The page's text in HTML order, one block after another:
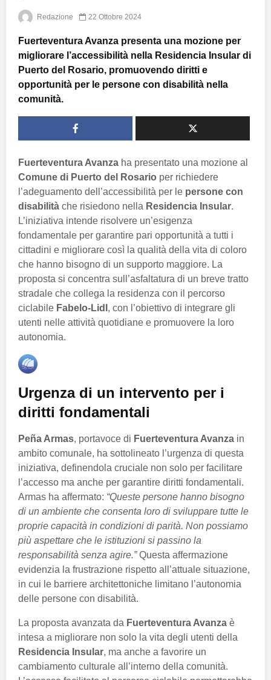
Redazione 22 Ottobre 2024
Fuerteventura Avanza presenta una mozione per
migliorare l’accessibilità nella Residencia Insular di
Puerto del Rosario, promuovendo diritti e
opportunità per le persone con disabilità nella
comunità.
Fuerteventura Avanza ha presentato una mozione al
Comune di Puerto del Rosario per richiedere
l’adeguamento dell’accessibilità per le persone con
disabilità che risiedono nella Residencia Insular.
L’iniziativa intende risolvere un’esigenza
fondamentale per garantire pari opportunità a tutti i
cittadini e migliorare così la qualità della vita di coloro
che hanno bisogno di un supporto maggiore. La
proposta si concentra sull’asfaltatura di un breve tratto
stradale che collega la residenza con il percorso
ciclabile Fabelo-Lidl , con l’obiettivo di integrare gli
utenti nelle attività quotidiane e promuovere la loro
autonomia.
Urgenza di un intervento per i
diritti fondamentali
Peña Armas, portavoce di Fuerteventura Avanza in
ambito comunale, ha sottolineato l’urgenza di questa
iniziativa, definendola cruciale non solo per facilitare
l’accesso ma anche per garantire diritti fondamentali.
Armas ha affermato: “Queste persone hanno bisogno
di un ambiente che consenta loro di sviluppare tutte le
proprie capacità in condizioni di parità. Non possiamo
più aspettare che le istituzioni si passino la
responsabilità senza agire.”Questa affermazione
evidenzia la frustrazione rispetto all’attuale situazione,
in cui le barriere architettoniche limitano l’autonomia
delle persone con disabilità.
La proposta avanzata da Fuerteventura Avanza è
intesa a migliorare non solo la vita degli utenti della
Residencia Insular, ma anche a favorire un
cambiamento culturale all’interno della comunità.